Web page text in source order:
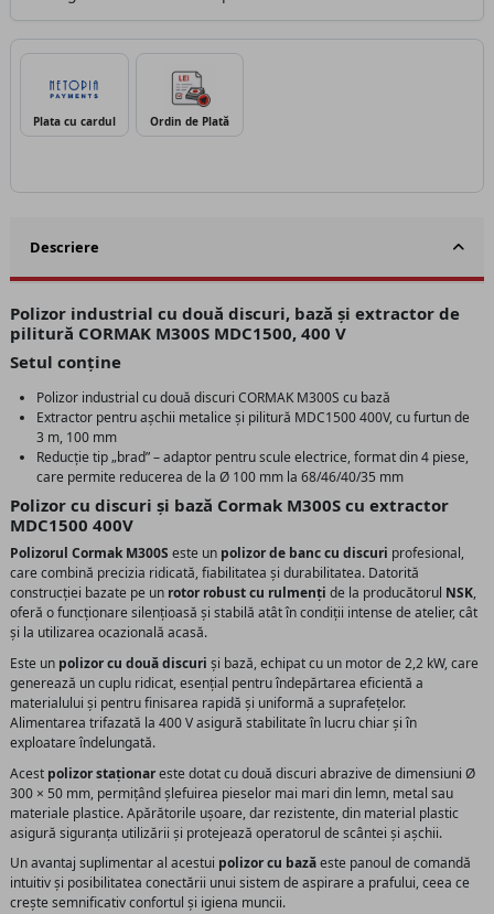
Plata cu cardul Ordin de Plată
Descriere
Polizor industrial cu două discuri, bază și extractor de
pilitură CORMAK M300S MDC1500, 400 V
Setul conține
Polizor industrial cu două discuri CORMAK M300S cu bază
Extractor pentru așchii metalice și pilitură MDC1500 400V, cu furtun de
3 m, 100 mm
Reducție tip „brad” – adaptor pentru scule electrice, format din 4 piese,
care permite reducerea de la Ø 100 mm la 68/46/40/35 mm
Polizor cu discuri și bază Cormak M300S cu extractor
MDC1500 400V
Polizorul Cormak M300S este un polizor de banc cu discuri profesional,
care combină precizia ridicată, fiabilitatea și durabilitatea. Datorită
construcției bazate pe un rotor robust cu rulmenți de la producătorul NSK,
oferă o funcționare silențioasă și stabilă atât în condiții intense de atelier, cât
și la utilizarea ocazională acasă.
Este un polizor cu două discuri și bază, echipat cu un motor de 2,2 kW, care
generează un cuplu ridicat, esențial pentru îndepărtarea eficientă a
materialului și pentru finisarea rapidă și uniformă a suprafețelor.
Alimentarea trifazată la 400 V asigură stabilitate în lucru chiar și în
exploatare îndelungată.
Acest polizor staționareste dotat cu două discuri abrazive de dimensiuni Ø
300 × 50 mm, permițând șlefuirea pieselor mai mari din lemn, metal sau
materiale plastice. Apărătorile ușoare, dar rezistente, din material plastic
asigură siguranța utilizării și protejează operatorul de scântei și așchii.
Un avantaj suplimentar al acestui polizor cu bazăeste panoul de comandă
intuitiv și posibilitatea conectării unui sistem de aspirare a prafului, ceea ce
crește semnificativ confortul și igiena muncii.